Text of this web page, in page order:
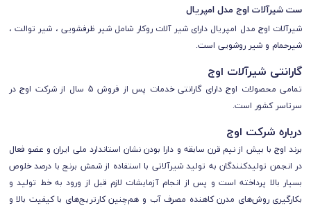
ست شیرآلات اوج مدل امپریال
شیرآلات اوج مدل امپریال دارای شیر آلات روکار شامل شیر ظرفشویی ، شیر توالت ،
شیرحمام و شیر روشویی است.
گارانتی شیرآلات اوج
تمامی محصولات اوجدارای گارانتی خدمات پس از فروش 5 سال از شرکت اوج
در
سرتاسر کشور است.
درباره شرکت اوج
برند اوج با بیش از نیم قرن سابقه و دارا بودن نشان استاندارد ملی ایران و عضو فعال
در انجمن تولیدکنندگان به تولید شیرآلاتی با استفاده از شمش برنج با درصد خلوص
بسیار بالا پرداخته است و پس از انجام آزمایشات لازم قبل از ورود به خط تولید و
بکارگیری روش‌های مدرن کاهنده مصرف آب و هم‌چنین کارتریج‌های با کیفیت بالا و